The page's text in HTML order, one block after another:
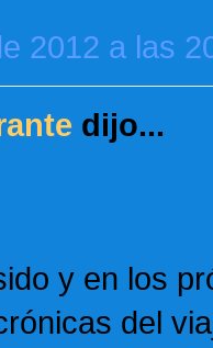
2012 a las
dijo...
y en los
del